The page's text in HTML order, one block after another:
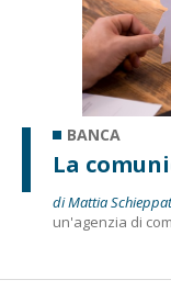
BANCA
La
di Mattia
un'agenzia di